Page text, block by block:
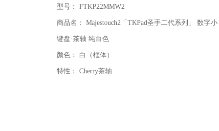
型号： FTKP22MMW2
商品名： Majestouch2「TKPad圣手二代系列」 数字小
键盘·茶轴 纯白色
颜色： 白（框体）
特性： Cherry茶轴